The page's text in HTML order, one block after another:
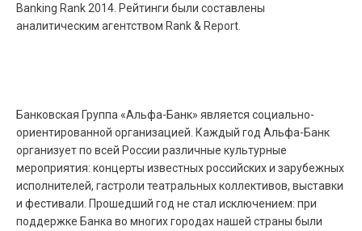
Banking Rank 2014. Рейтинги были составлены
аналитическим агентством Rank & Report.
Банковская Группа «Альфа-Банк» является социально-
ориентированной организацией. Каждый год Альфа-Банк
организует по всей России различные культурные
мероприятия: концерты известных российских и зарубежных
исполнителей, гастроли театральных коллективов, выставки
и фестивали. Прошедший год не стал исключением: при
поддержке Банка во многих городах нашей страны были